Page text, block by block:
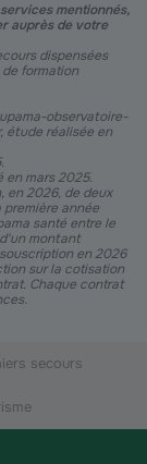
mentionnés,
auprès de votre
dispensées
formation
observatoire-
étude réalisée en
mars 2025.
en 2026, de deux
année
santé entre le
montant
en 2026
sur la cotisation
Chaque contrat
secours